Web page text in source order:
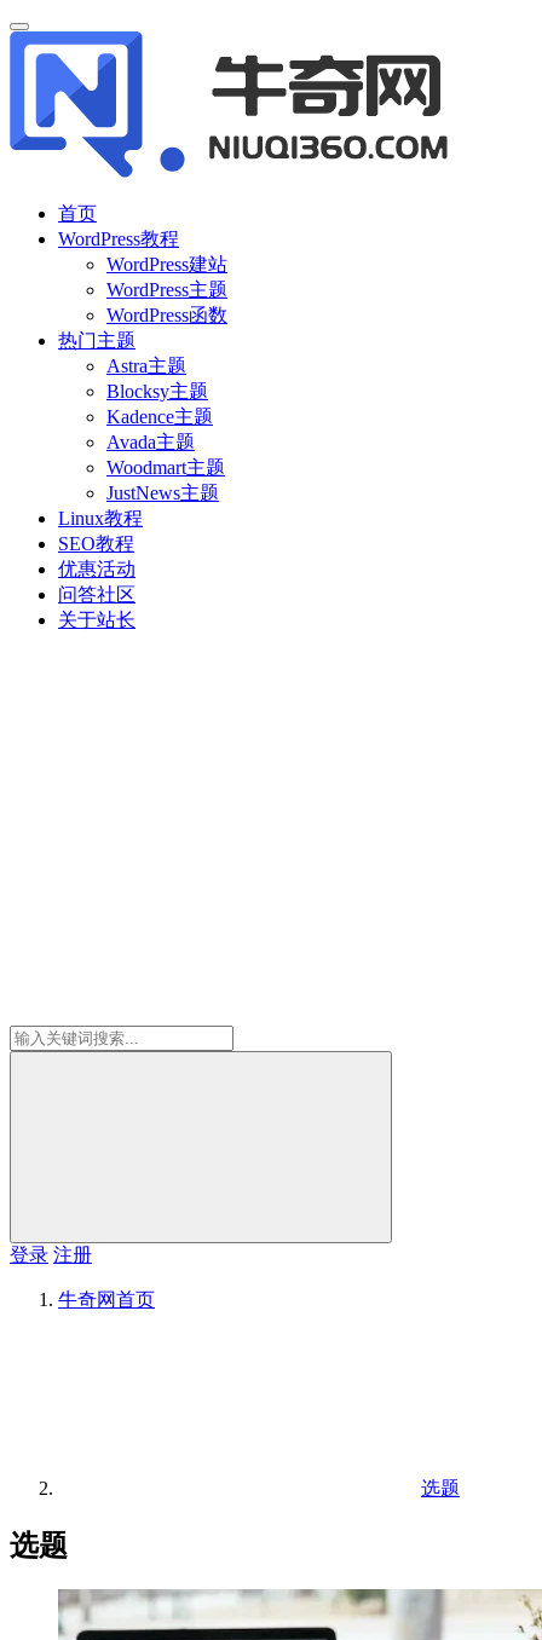
首页
WordPress教程
WordPress建站
WordPress主题
WordPress函数
热门主题
Astra主题
Blocksy主题
Kadence主题
Avada主题
Woodmart主题
JustNews主题
Linux教程
SEO教程
优惠活动
问答社区
关于站长
登录 注册
牛奇网首页
选题
选题